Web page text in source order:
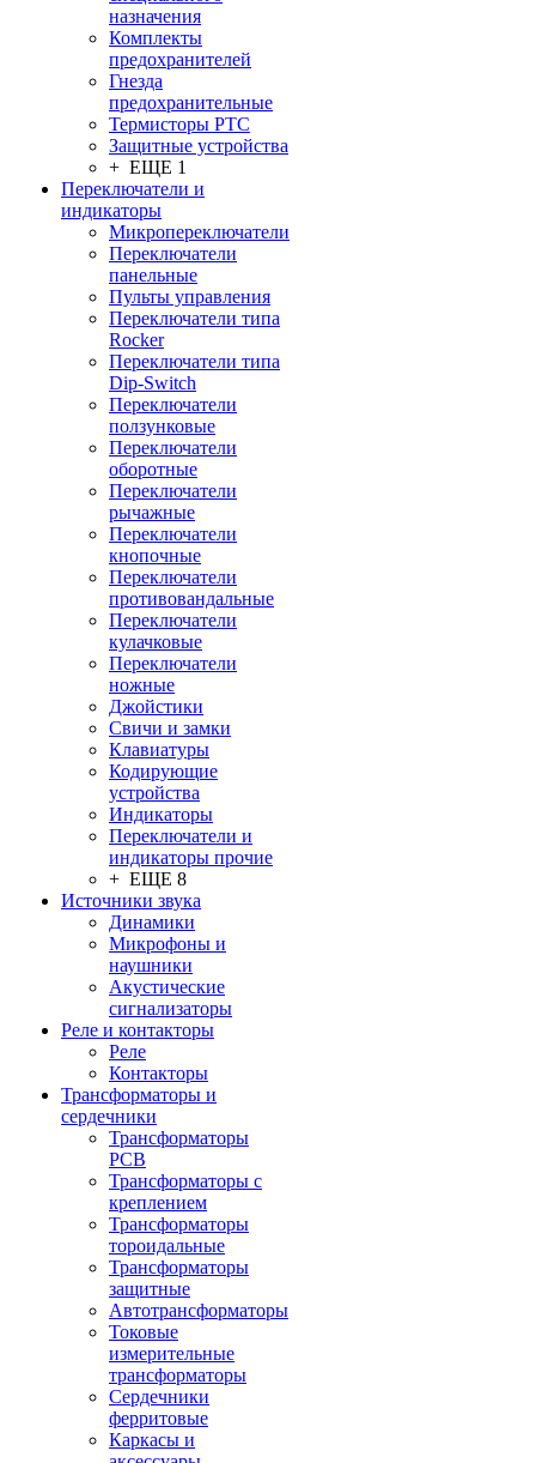
назначения
Комплекты
предохранителей
Гнезда
предохранительные
Термисторы PTC
Защитные устройства
+ ЕЩЕ 1
Переключатели и
индикаторы
Микропереключатели
Переключатели
панельные
Пульты управления
Переключатели типа
Rocker
Переключатели типа
Dip-Switch
Переключатели
ползунковые
Переключатели
оборотные
Переключатели
рычажные
Переключатели
кнопочные
Переключатели
противовандальные
Переключатели
кулачковые
Переключатели
ножные
Джойстики
Свичи и замки
Клавиатуры
Кодирующие
устройства
Индикаторы
Переключатели и
индикаторы прочие
+ ЕЩЕ 8
Источники звука
Динамики
Микрофоны и
наушники
Акустические
сигнализаторы
Реле и контакторы
Реле
Контакторы
Трансформаторы и
сердечники
Трансформаторы
PCB
Трансформаторы с
креплением
Трансформаторы
тороидальные
Трансформаторы
защитные
Автотрансформаторы
Токовые
измерительные
трансформаторы
Сердечники
ферритовые
Каркасы и